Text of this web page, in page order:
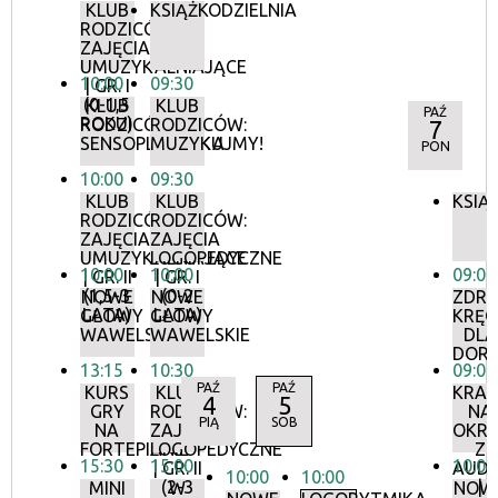
KLUB
RODZICÓW:
ZAJĘCIA
UMUZYKALNIAJĄCE
| GR. I
(0-1,5
ROKU)
10:00
KLUB
RODZICÓW:
SENSOPLASTYKA
10:00
KLUB
RODZICÓW:
ZAJĘCIA
UMUZYKALNIAJĄCE
| GR. II
(1,5-3
LATA)
10:00
NOWE
GŁOWY
WAWELSKIE
13:15
KURS
GRY
NA
FORTEPIANIE
15:30
MINI
KSIĄŻKODZIELNIA
09:30
KLUB
RODZICÓW:
MUZYKUJMY!
09:30
KLUB
RODZICÓW:
ZAJĘCIA
LOGOPEDYCZNE
| GR. I
(0-2
LATA)
10:00
NOWE
GŁOWY
WAWELSKIE
10:30
KLUB
RODZICÓW:
ZAJĘCIA
LOGOPEDYCZNE
| GR. II
(2-3
15:00
W
PAŹ
4
PIĄ
10:00
PAŹ
5
SOB
10:00
PAŹ
7
PON
09:00
DLA
09:00
NA
Z
|
10:00